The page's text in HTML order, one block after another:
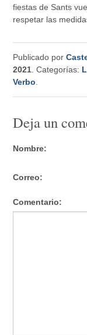
fiestas de Sants
respetar las
Publicado por
2021 . Categorías:
Verbo
Deja un
Nombre:
Correo:
Comentario: